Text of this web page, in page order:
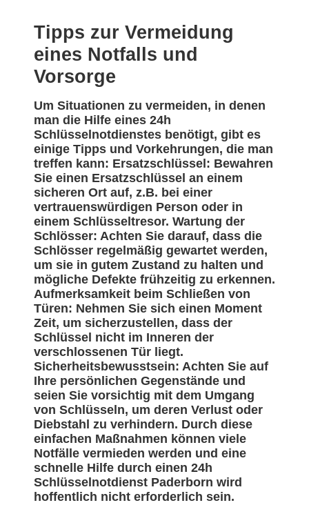
Tipps zur Vermeidung
eines Notfalls und
Vorsorge
Um Situationen zu vermeiden, in denen
man die Hilfe eines 24h
Schlüsselnotdienstes benötigt, gibt es
einige Tipps und Vorkehrungen, die man
treffen kann: Ersatzschlüssel: Bewahren
Sie einen Ersatzschlüssel an einem
sicheren Ort auf, z.B. bei einer
vertrauenswürdigen Person oder in
einem Schlüsseltresor. Wartung der
Schlösser: Achten Sie darauf, dass die
Schlösser regelmäßig gewartet werden,
um sie in gutem Zustand zu halten und
mögliche Defekte frühzeitig zu erkennen.
Aufmerksamkeit beim Schließen von
Türen: Nehmen Sie sich einen Moment
Zeit, um sicherzustellen, dass der
Schlüssel nicht im Inneren der
verschlossenen Tür liegt.
Sicherheitsbewusstsein: Achten Sie auf
Ihre persönlichen Gegenstände und
seien Sie vorsichtig mit dem Umgang
von Schlüsseln, um deren Verlust oder
Diebstahl zu verhindern. Durch diese
einfachen Maßnahmen können viele
Notfälle vermieden werden und eine
schnelle Hilfe durch einen 24h
Schlüsselnotdienst Paderborn wird
hoffentlich nicht erforderlich sein.